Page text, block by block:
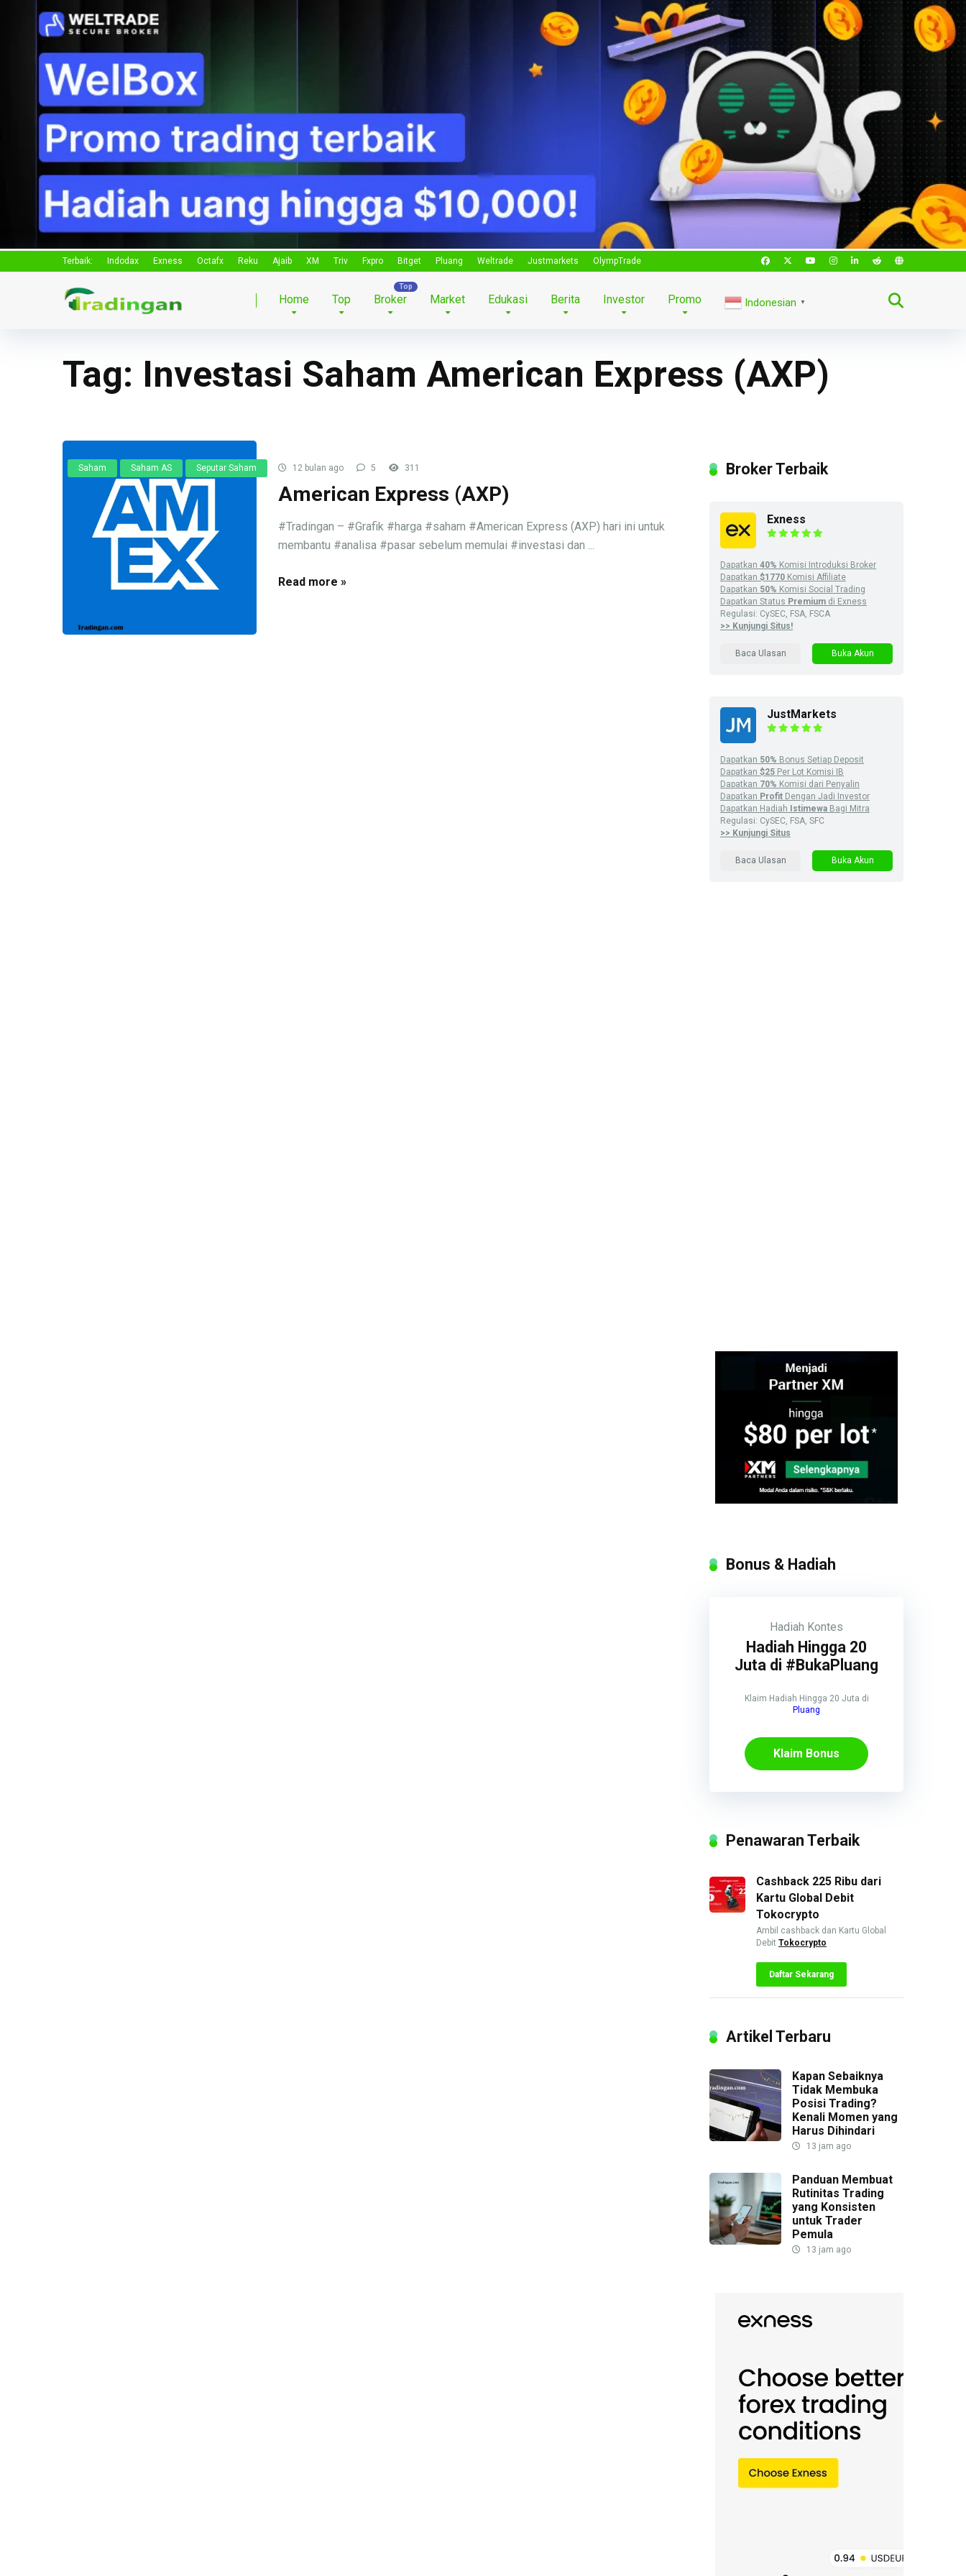
Terbaik: Indodax Exness Octafx Reku Ajaib XM Triv Fxpro Bitget Pluang Weltrade Justmarkets OlympTrade
Home Top Broker Market Edukasi Berita Investor Promo Indonesian ▼
Tag: Investasi Saham American Express (AXP)
Saham Saham AS Seputar Saham 12 bulan ago 5 311
American Express (AXP)
#Tradingan – #Grafik #harga #saham #American Express (AXP) hari ini untuk
membantu #analisa #pasar sebelum memulai #investasi dan ...
Read more »
Broker Terbaik
Exness
Dapatkan 40% Komisi Introduksi Broker
Dapatkan $1770 Komisi Affiliate
Dapatkan 50% Komisi Social Trading
Dapatkan Status Premium di Exness
Regulasi: CySEC, FSA, FSCA
>> Kunjungi Situs!
Baca Ulasan Buka Akun
JustMarkets
Dapatkan 50% Bonus Setiap Deposit
Dapatkan $25 Per Lot Komisi IB
Dapatkan 70% Komisi dari Penyalin
Dapatkan Profit Dengan Jadi Investor
Dapatkan Hadiah
Istimewa Bagi Mitra
Regulasi: CySEC, FSA, SFC
>> Kunjungi Situs
Baca Ulasan Buka Akun
Bonus & Hadiah
Hadiah Kontes
Hadiah Hingga 20
Juta di #BukaPluang
Klaim Hadiah Hingga 20 Juta di
Pluang
Klaim Bonus
Penawaran Terbaik
Cashback 225 Ribu dari
Kartu Global Debit
Tokocrypto
Ambil cashback dan Kartu Global
Debit Tokocrypto
Daftar Sekarang
Artikel Terbaru
Kapan Sebaiknya
Tidak Membuka
Posisi Trading?
Kenali Momen yang
Harus Dihindari
13 jam ago
Panduan Membuat
Rutinitas Trading
yang Konsisten
untuk Trader
Pemula
13 jam ago